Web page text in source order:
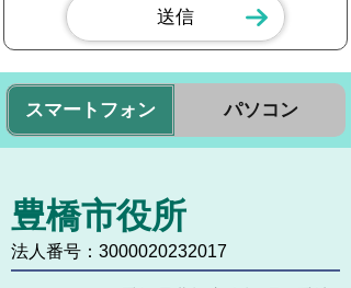
スマートフォン パソコン
豊橋市役所
法人番号：3000020232017